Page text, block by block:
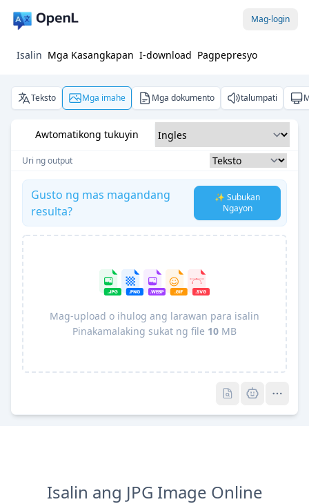
Mag-login
Isalin Mga Kasangkapan I-download Pagpepresyo
Teksto Mga imahe Mga dokumento talumpati
Awtomatikong tukuyin
Uri ng output
Gusto ng mas magandang
resulta?
✨ Subukan
Ngayon
Mag-upload o ihulog ang larawan para isalin
Pinakamalaking sukat ng file 10 MB
Isalin ang JPG Image Online